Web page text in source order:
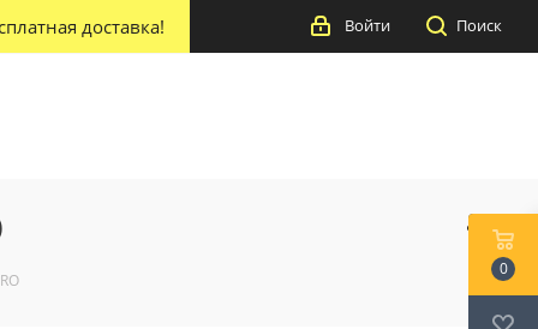
доставка! Поиск
Войти
0